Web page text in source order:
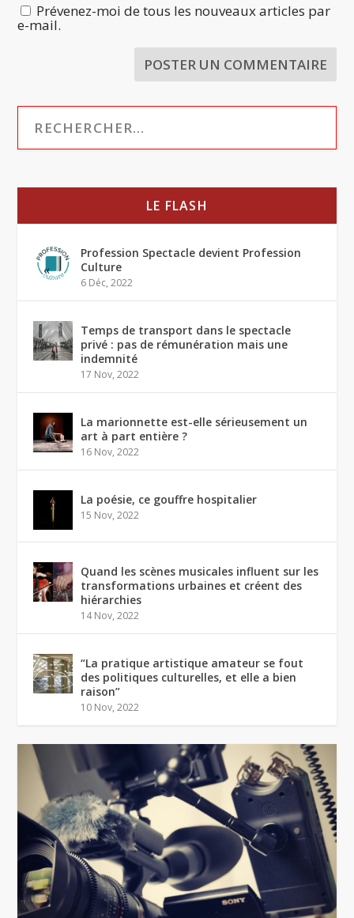
Prévenez-moi de tous les nouveaux articles par
e-mail.
LE FLASH
Profession Spectacle devient Profession
Culture
6 Déc, 2022
Temps de transport dans le spectacle
privé : pas de rémunération mais une
indemnité
17 Nov, 2022
La marionnette est-elle sérieusement un
art à part entière ?
16 Nov, 2022
La poésie, ce gouffre hospitalier
15 Nov, 2022
Quand les scènes musicales influent sur les
transformations urbaines et créent des
hiérarchies
14 Nov, 2022
“La pratique artistique amateur se fout
des politiques culturelles, et elle a bien
raison”
10 Nov, 2022